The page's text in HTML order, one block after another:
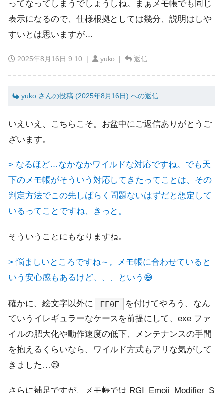
ってなってしまうでしょうしね。まぁメモ帳でも同じ
表示になるので、仕様根拠としては幾分、説明はしや
すいとは思いますが…
2025年8月16日 9:10 | yuko | 返信
yuko さんの投稿 (2025年8月16日) への返信
いえいえ、こちらこそ。お盆中にご返信ありがとうご
ざいます。
> なるほど…なかなかワイルドな対応ですね。でも天
下のメモ帳がそういう対応してきたってことは、その
判定方法でこの先しばらく問題ないはずだと想定して
いるってことですね、きっと。
そういうことにもなりますね。
> 悩ましいところですね～。メモ帳に合わせていると
いう安心感もあるけど、、、という😅
確かに、絵文字以外に FE0F
を付けてやろう、なん
ていうイレギュラーなケースを前提にして、exe ファ
イルの肥大化や動作速度の低下、メンテナンスの手間
を抱えるくらいなら、ワイルド方式もアリな気がして
きました…😅
さらに補足ですが、メモ帳では RGI_Emoji_Modifier_S